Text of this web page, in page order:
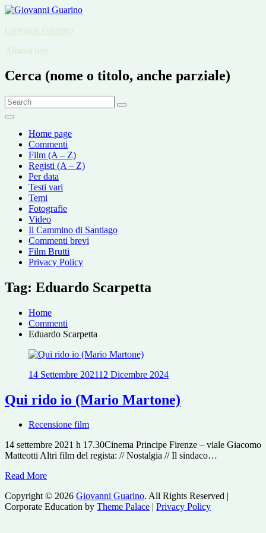
Skip
content
Giovanni Guarino
Almost free
Cerca (nome o titolo, anche parziale)
Search
for:
Search
Home page
Commenti
Film (A – Z)
Registi (A – Z)
Per data
Testi vari
Temi
Fotografie
Video
Il Cammino di Santiago
Commenti brevi
Film Brutti
Privacy Policy
Tag: Eduardo Scarpetta
Home
Commenti
Eduardo Scarpetta
14 Settembre 202112 Dicembre 2024
Qui rido io (Mario Martone)
Recensione film
14 settembre 2021 h 17.30Cinema Principe Firenze – viale Giacomo
Matteotti Altri film del regista: // Nostalgia // Il sindaco…
Read More
Copyright © 2026 Giovanni Guarino. All Rights Reserved |
Corporate Education by Theme Palace | Privacy Policy